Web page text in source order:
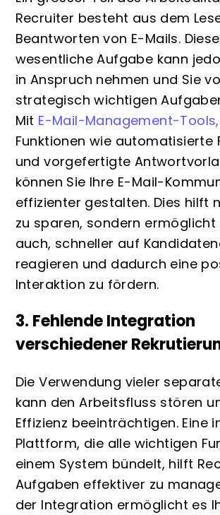
Recruiter besteht aus dem
Beantworten von E-Mails. Diese
wesentliche Aufgabe kann
in Anspruch nehmen und Sie
strategisch wichtigen
Mit E-Mail-Management-Tools,
Funktionen wie automatisierte
und vorgefertigte
können Sie Ihre E-Mail-
effizienter gestalten. Dies hilft
zu sparen, sondern ermöglicht
auch, schneller auf
reagieren und dadurch eine
Interaktion zu fördern.
3. Fehlende Integration
verschiedener
Die Verwendung vieler
kann den Arbeitsfluss stören
Effizienz beeinträchtigen. Eine
Plattform, die alle wichtigen
einem System bündelt, hilft
Aufgaben effektiver zu
der Integration ermöglicht es